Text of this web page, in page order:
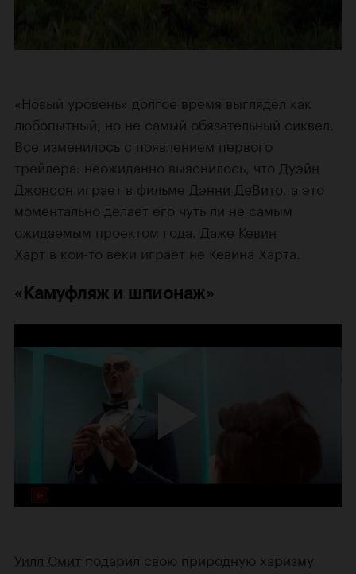
«Новый уровень» долгое время выглядел как
любопытный, но не самый обязательный сиквел.
Все изменилось с появлением первого
трейлера: неожиданно выяснилось, что Дуэйн
Джонсон играет в фильме Дэнни ДеВито, а это
моментально делает его чуть ли не самым
ожидаемым проектом года. Даже Кевин
Харт в кои-то веки играет не Кевина Харта.
«Камуфляж и шпионаж»
Уилл Смит подарил свою природную харизму